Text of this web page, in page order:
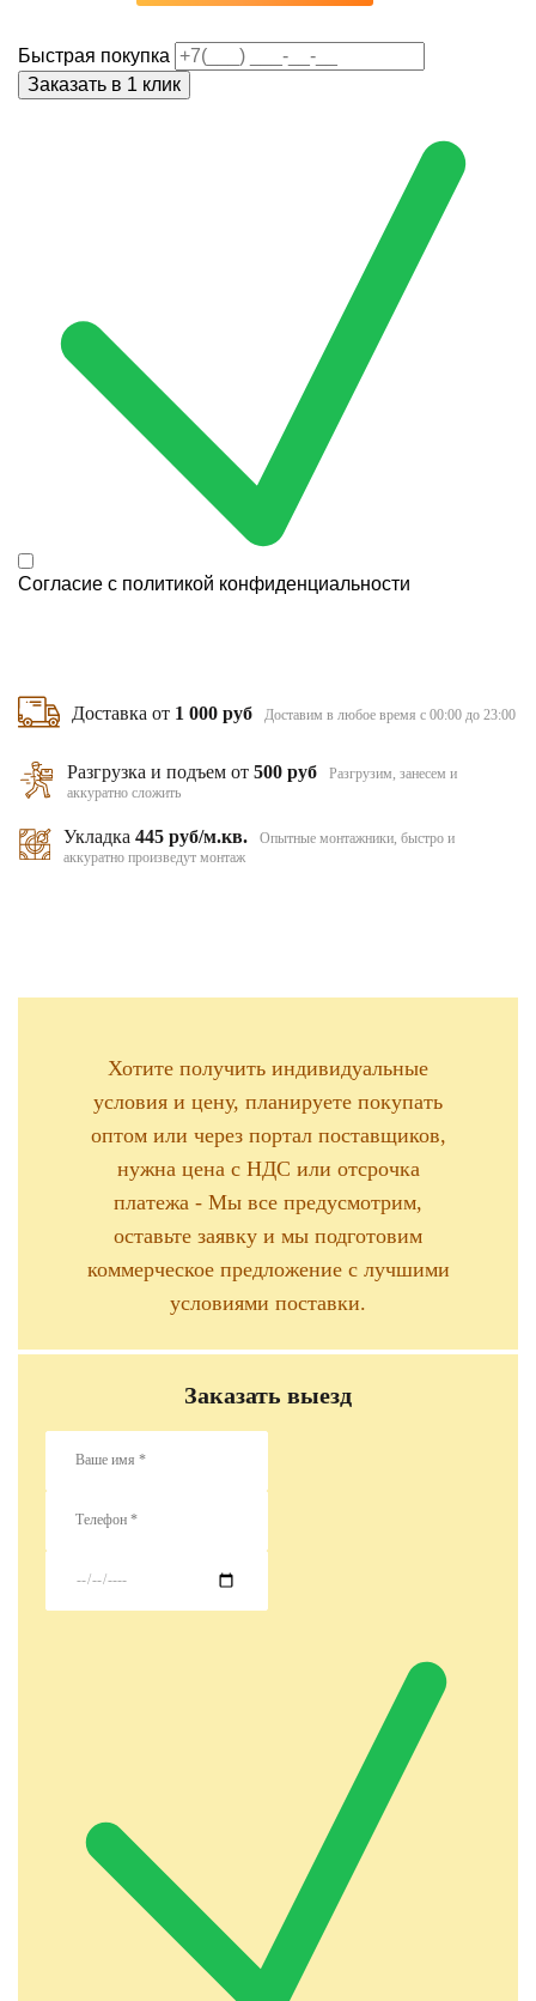
Быстрая покупка
Согласие с политикой конфиденциальности
Доставка от 1 000 руб Доставим в любое время с 00:00 до 23:00
Разгрузка и подъем от500 руб
Разгрузим, занесем и
аккуратно сложить
Укладка 445 руб/м.кв.
Опытные монтажники, быстро и
аккуратно произведут монтаж
Хотите получить индивидуальные
условия и цену, планируете покупать
оптом или через портал поставщиков,
нужна цена с НДС или отсрочка
платежа - Мы все предусмотрим,
оставьте заявку и мы подготовим
коммерческое предложение с лучшими
условиями поставки.
Заказать выезд